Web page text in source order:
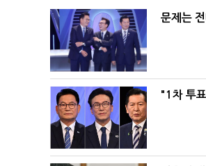
문제는
"1차 투